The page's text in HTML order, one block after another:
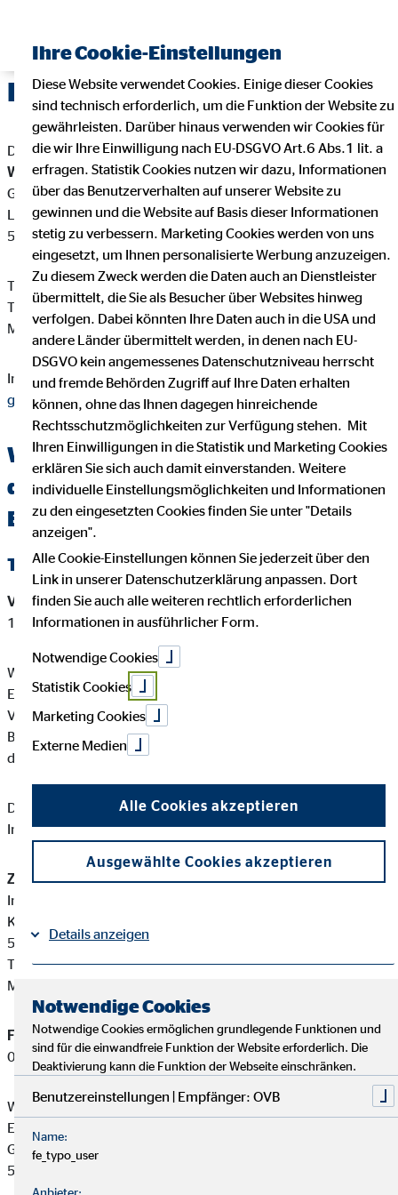
Impressum
Dieser Internetauftritt ist ein Angebot von:
Werner Giersch
Geschäftstellenleiter für die OVB Vermögensberatung AG
Lohweg 3
59597 Erwitte
Telefon: +49 2945 2008397
Telefax: +49 2945 9638319
Mail:werner.giersch@ovb.de
Internet:https://www.ovb.de/finanzberater/erwitte-werner-
giersch.html
Wichtige Kundeninformationen über
den OVB Berater Werner Giersch in
Erwitte
Tätigkeitsart
Versicherungsvermittler-Registernummer:D-BH7L-K0G94-
12
Werner Giersch ist ein Versicherungsvertreter mit
Erlaubnispflicht nach § 34 d Abs. 1 GewO, eingetragen in das
Vermittlerregister gemäß § 34d Abs. 10 GewO,
Bundesrepublik Deutschland Berufsrechtliche Regelung: § 34
d GewO, §§ 59 - 68 VVG, VersVermV
Diese berufsrechtlichen Regelungen können Sie auf folgender
Internetseite einsehen:www.gesetze-im-internet.de
Zuständige Erlaubnisbehörde:
Industrie- und Handelskammer Arnsberg, Hellweg-Sauerland
Königstraße 18-20
59821 Arnsberg
Tel: +49 2931 878-0
Mail:
Finanzanlagenvermittler-Registernummer:D-F-102-MLV9-
05
Werner Giersch ist ein Finanzanlagenvermittler mit
Erlaubnispflicht nach § 34 f Abs. 1 Satz 1 Nummer 1 und 2
GewO, eingetragen in das Vermittlerregister gemäß § 34 f Abs.
5 GewO.
Ihre Cookie-Einstellungen
Diese Website verwendet Cookies. Einige dieser Cookies
sind technisch erforderlich, um die Funktion der Website zu
gewährleisten. Darüber hinaus verwenden wir Cookies für
die wir Ihre Einwilligung nach EU-DSGVO Art.6 Abs.1 lit. a
erfragen. Statistik Cookies nutzen wir dazu, Informationen
über das Benutzerverhalten auf unserer Website zu
gewinnen und die Website auf Basis dieser Informationen
stetig zu verbessern. Marketing Cookies werden von uns
eingesetzt, um Ihnen personalisierte Werbung anzuzeigen.
Zu diesem Zweck werden die Daten auch an Dienstleister
übermittelt, die Sie als Besucher über Websites hinweg
verfolgen. Dabei könnten Ihre Daten auch in die USA und
andere Länder übermittelt werden, in denen nach EU-
DSGVO kein angemessenes Datenschutzniveau herrscht
und fremde Behörden Zugriff auf Ihre Daten erhalten
können, ohne das Ihnen dagegen hinreichende
Rechtsschutzmöglichkeiten zur Verfügung stehen. Mit
Ihren Einwilligungen in die Statistik und Marketing Cookies
erklären Sie sich auch damit einverstanden. Weitere
individuelle Einstellungsmöglichkeiten und Informationen
zu den eingesetzten Cookies finden Sie unter "Details
anzeigen".
Alle Cookie-Einstellungen können Sie jederzeit über den
Link in unserer Datenschutzerklärung anpassen. Dort
finden Sie auch alle weiteren rechtlich erforderlichen
Informationen in ausführlicher Form.
Notwendige Cookies
Statistik Cookies
Marketing Cookies
Externe Medien
Alle Cookies akzeptieren
Ausgewählte Cookies akzeptieren
Details anzeigen
Notwendige Cookies
Notwendige Cookies ermöglichen grundlegende Funktionen und
sind für die einwandfreie Funktion der Website erforderlich. Die
Deaktivierung kann die Funktion der Webseite einschränken.
Benutzereinstellungen | Empfänger: OVB
Name:
fe_typo_user
Anbieter: